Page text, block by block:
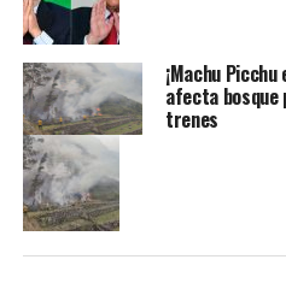
¡Machu
afecta bosque
trenes